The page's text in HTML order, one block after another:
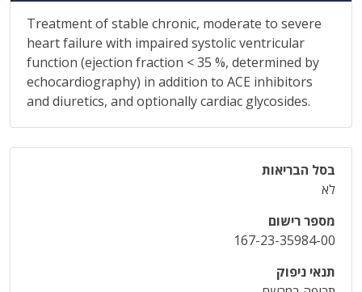
Treatment of stable chronic, moderate to severe
heart failure with impaired systolic ventricular
function (ejection fraction < 35 %, determined by
echocardiography) in addition to ACE inhibitors
and diuretics, and optionally cardiac glycosides.
בסל הבריאות
לא
מספר רישום
167-23-35984-00
תנאי ניפוק